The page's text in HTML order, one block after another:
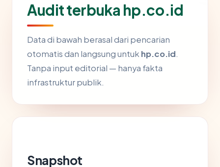
Audit terbuka hp.co.id
Data di bawah berasal dari pencarian
otomatis dan langsung untuk hp.co.id.
Tanpa input editorial — hanya fakta
infrastruktur publik.
Snapshot